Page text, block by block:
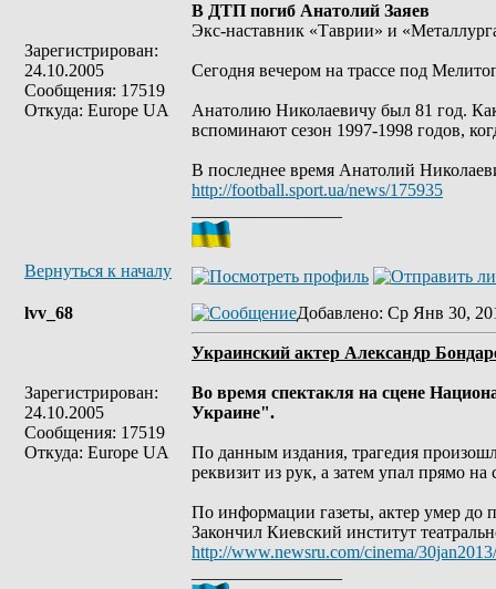
Зарегистрирован:
24.10.2005
Сообщения: 17519
Откуда: Europe UA
В ДТП погиб Анатолий Заяев
Экс-наставник «Таврии» и
Сегодня вечером на трассе под
Анатолию Николаевичу был 81 год.
вспоминают сезон 1997-1998 годов,
В последнее время Анатолий
http://football.sport.ua/news/175935
Вернуться к началу
lvv_68
Зарегистрирован:
24.10.2005
Сообщения: 17519
Откуда: Europe UA
Добавлено: Ср Янв 30,
Украинский актер Александр
Во время спектакля на сцене
Украине".
По данным издания, трагедия
реквизит из рук, а затем упал прямо
По информации газеты, актер умер до
Закончил Киевский институт
http://www.newsru.com/cinema/